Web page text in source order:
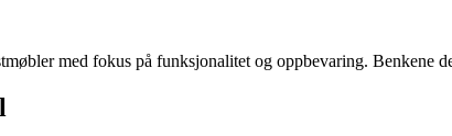
med fokus på funksjonalitet og oppbevaring.